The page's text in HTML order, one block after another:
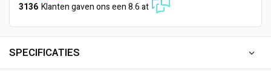
3136 Klanten gaven ons een 8.6 at
SPECIFICATIES